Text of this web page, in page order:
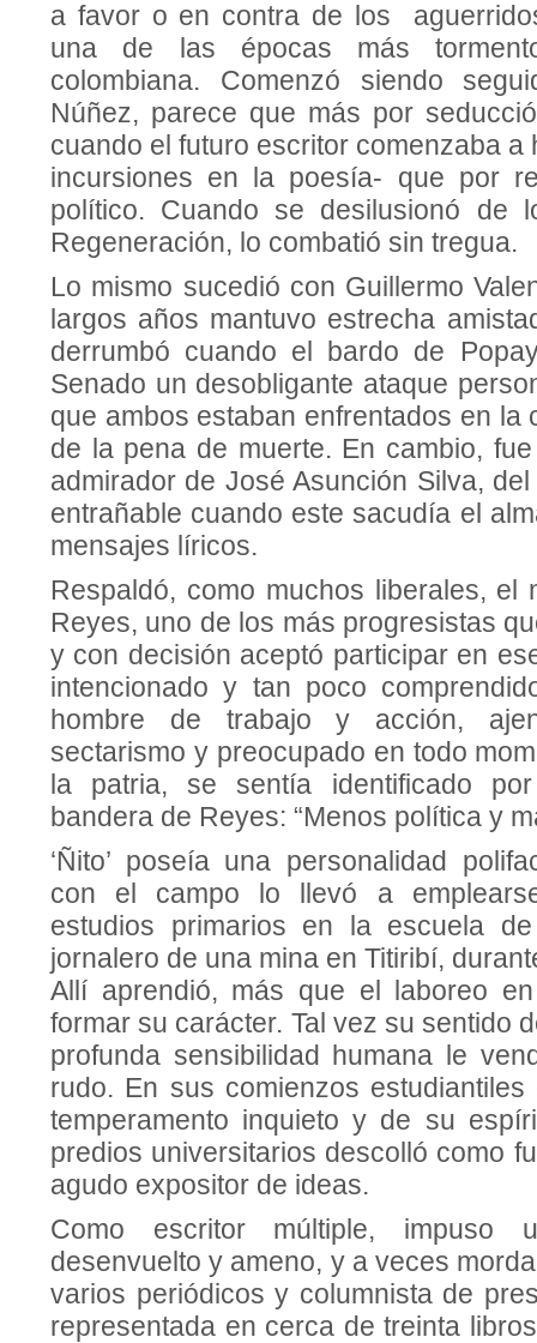
a favor o en contra de los
una de las épocas más
colombiana. Comenzó siendo
Núñez, parece que más por
cuando el futuro escritor comenzaba a
incursiones en la poesía- que por
político. Cuando se desilusionó de
Regeneración, lo combatió sin tregua.
Lo mismo sucedió con Guillermo
largos años mantuvo estrecha
derrumbó cuando el bardo de
Senado un desobligante ataque
que ambos estaban enfrentados en la
de la pena de muerte. En cambio,
admirador de José Asunción Silva,
entrañable cuando este sacudía el
mensajes líricos.
Respaldó, como muchos liberales, el
Reyes, uno de los más progresistas
y con decisión aceptó participar en
intencionado y tan poco
hombre de trabajo y acción,
sectarismo y preocupado en todo
la patria, se sentía identificado
bandera de Reyes: “Menos política y
‘Ñito’ poseía una personalidad
con el campo lo llevó a
estudios primarios en la escuela
jornalero de una mina en Titiribí,
Allí aprendió, más que el laboreo
formar su carácter. Tal vez su sentido
profunda sensibilidad humana le
rudo. En sus comienzos
temperamento inquieto y de su
predios universitarios descolló como
agudo expositor de ideas.
Como escritor múltiple, impuso
desenvuelto y ameno, y a veces
varios periódicos y columnista de
representada en cerca de treinta